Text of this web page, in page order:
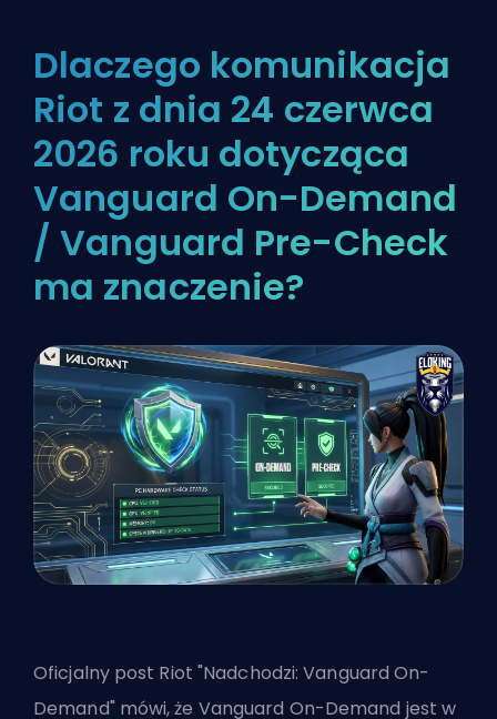
Dlaczego komunikacja
Riot z dnia 24 czerwca
2026 roku dotycząca
Vanguard On-Demand
/ Vanguard Pre-Check
ma znaczenie?
Oficjalny post Riot "Nadchodzi: Vanguard On-
Demand" mówi, że Vanguard On-Demand jest w